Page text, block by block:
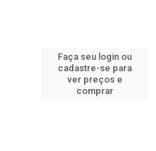
Faça seu login ou
cadastre-se para
ver preços e
comprar